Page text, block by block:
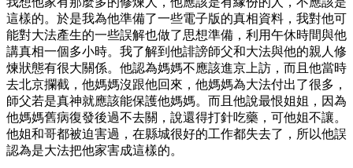
這樣的。於是我為他準備了一些電子版的真相資料，我對他可
能對大法產生的一些誤解也做了思想準備，利用午休時間與他
講真相一個多小時。我了解到他誹謗師父和大法與他的親人修
煉狀態有很大關係。他認為媽媽不應該進京上訪，而且他當時
去北京攔截，他媽媽沒跟他回來，他媽媽為大法付出了很多，
師父若是真神就應該能保護他媽媽。而且他說最恨姐姐，因為
他媽媽舊病復發後過不去關，說還得打針吃藥，可他姐不讓。
他姐和哥都被迫害過，在縣城很好的工作都失去了，所以他誤
認為是大法把他家害成這樣的。